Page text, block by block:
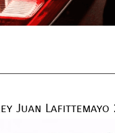
Juan Lafittemayo